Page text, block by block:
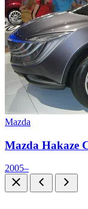
Mazda
Mazda Hakaze
2005–